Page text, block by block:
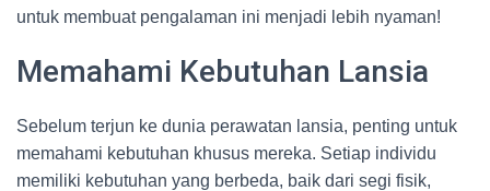
untuk membuat pengalaman ini menjadi lebih nyaman!
Memahami Kebutuhan Lansia
Sebelum terjun ke dunia perawatan lansia, penting untuk
memahami kebutuhan khusus mereka. Setiap individu
memiliki kebutuhan yang berbeda, baik dari segi fisik,